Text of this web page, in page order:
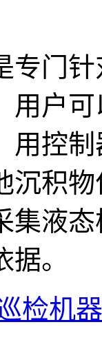
专门
用户
用控
沉积
集液
。
检机